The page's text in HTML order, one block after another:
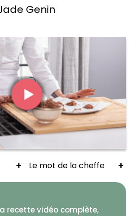
Genin
+ Le mot de la cheffe +
recette vidéo complète,